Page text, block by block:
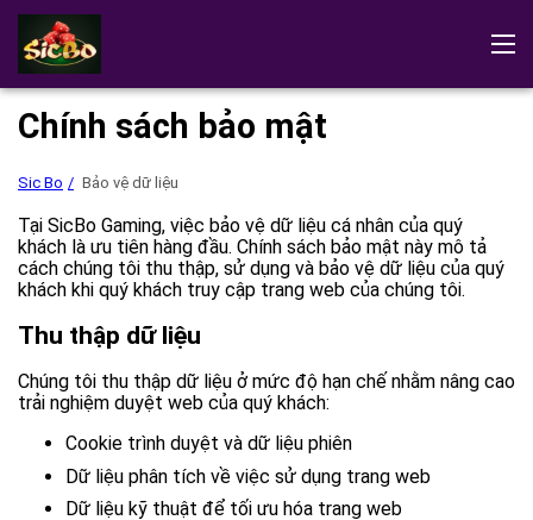
Sic Bo Đánh giá Bản demo Tải trò chơi về Hướng dẫn chơi
Các trò chơi Sic Bo
Chơi tại sòng bạc
Chính sách bảo mật
Sic Bo Bảo vệ dữ liệu
Tại SicBo Gaming, việc bảo vệ dữ liệu cá nhân của quý
khách là ưu tiên hàng đầu. Chính sách bảo mật này mô tả
cách chúng tôi thu thập, sử dụng và bảo vệ dữ liệu của quý
khách khi quý khách truy cập trang web của chúng tôi.
Thu thập dữ liệu
Chúng tôi thu thập dữ liệu ở mức độ hạn chế nhằm nâng cao
trải nghiệm duyệt web của quý khách:
Cookie trình duyệt và dữ liệu phiên
Dữ liệu phân tích về việc sử dụng trang web
Dữ liệu kỹ thuật để tối ưu hóa trang web